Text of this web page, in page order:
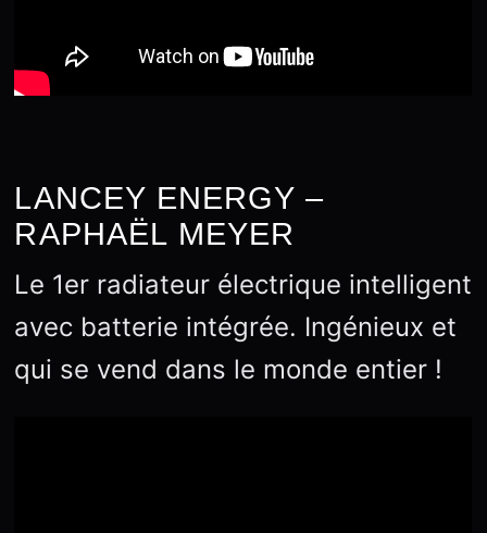
LANCEY ENERGY –
RAPHAËL MEYER
Le 1er radiateur électrique intelligent
avec batterie intégrée. Ingénieux et
qui se vend dans le monde entier !